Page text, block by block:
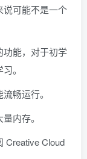
说可能不是一个
功能，对于初学
。
畅运行。
内存。
Creative Cloud